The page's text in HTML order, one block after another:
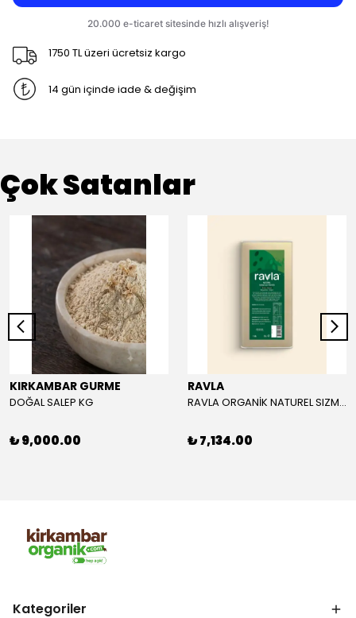
1750 TL üzeri ücretsiz kargo
14 gün içinde iade & değişim
Çok Satanlar
KIRKAMBAR GURME
DOĞAL SALEP KG
₺ 9,000.00
RAVLA
RAVLA ORGANİK NATUREL SIZMA ZEYTİNYAĞI 5L
₺ 7,134.00
Kategoriler